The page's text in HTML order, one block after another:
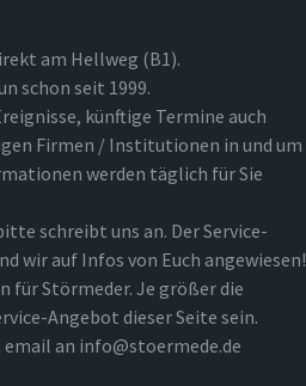
am Hellweg (B1).
schon seit 1999.
künftige Termine auch
Firmen / Institutionen in und um
werden täglich für Sie
schreibt uns an. Der Service-
wir auf Infos von Euch angewiesen!
für Störmeder. Je größer die
Angebot dieser Seite sein.
an info@stoermede.de